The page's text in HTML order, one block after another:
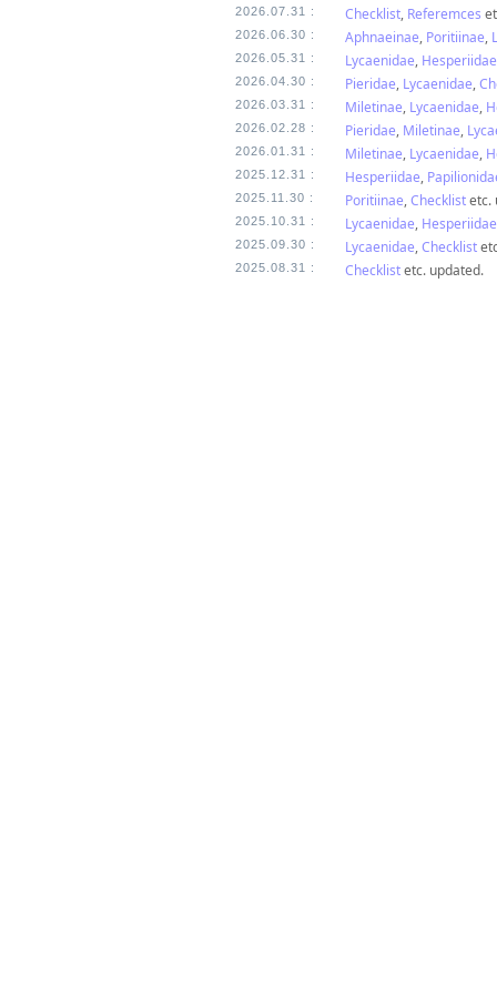
2026.07.31 : Checklist, Referemces
2026.06.30 : Aphnaeinae, Poritiinae,
2026.05.31 : Lycaenidae, Hesperiidae
2026.04.30 : Pieridae, Lycaenidae,
2026.03.31 : Miletinae, Lycaenidae,
2026.02.28 : Pieridae, Miletinae,
2026.01.31 : Miletinae, Lycaenidae,
2025.12.31 : Hesperiidae,
2025.11.30 : Poritiinae,Checklistetc.
2025.10.31 : Lycaenidae, Hesperiidae
2025.09.30 : Lycaenidae,Checklist
2025.08.31 : Checklistetc. updated.